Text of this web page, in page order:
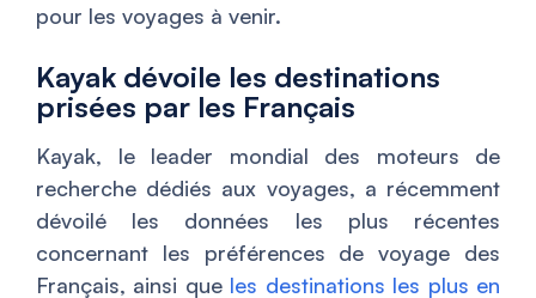
pour les voyages à venir.
Kayak dévoile les destinations
prisées par les Français
Kayak, le leader mondial des moteurs de
recherche dédiés aux voyages, a récemment
dévoilé les données les plus récentes
concernant les préférences de voyage des
Français, ainsi que les destinations les plus en